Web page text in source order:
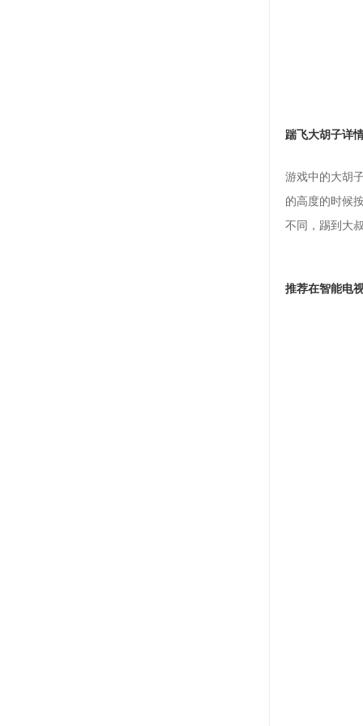
踹飞大胡子详
游戏中的大胡
的高度的时候
不同，踢到大
推荐在智能电